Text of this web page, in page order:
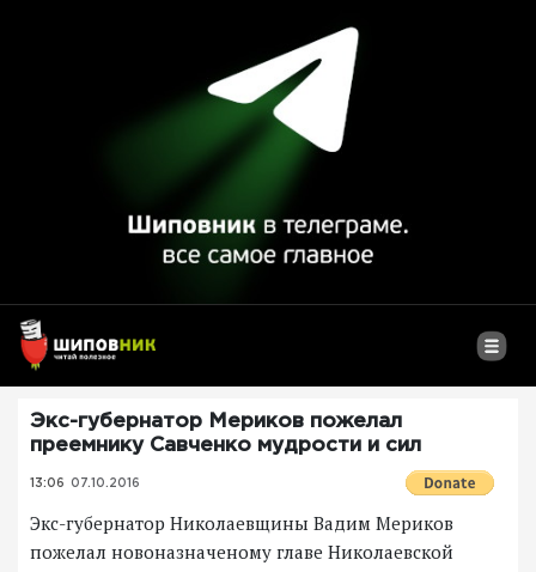
Экс-губернатор Мериков пожелал
преемнику Савченко мудрости и сил
13:06 07.10.2016
Экс-губернатор Николаевщины Вадим Мериков
пожелал новоназначеному главе Николаевской